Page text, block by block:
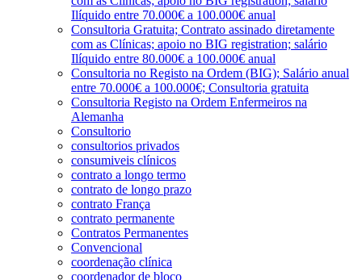
Ilíquido entre 70.000€ a 100.000€ anual
Consultoria Gratuita; Contrato assinado diretamente
com as Clínicas; apoio no BIG registration; salário
Ilíquido entre 80.000€ a 100.000€ anual
Consultoria no Registo na Ordem (BIG); Salário anual
entre 70.000€ a 100.000€; Consultoria gratuita
Consultoria Registo na Ordem Enfermeiros na
Alemanha
Consultorio
consultorios privados
consumiveis clínicos
contrato a longo termo
contrato de longo prazo
contrato França
contrato permanente
Contratos Permanentes
Convencional
coordenação clínica
coordenador de bloco